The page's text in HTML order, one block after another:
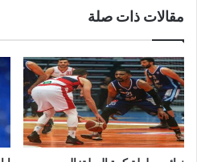
مقالات ذات صلة